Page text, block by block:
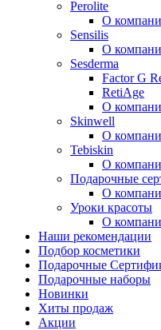
Perolite
О
Sensilis
О
Sesderma
Factor G
RetiAge
О
Skinwell
О
Tebiskin
О
Подарочные
О
Уроки красоты
О
Наши рекомендации
Подбор косметики
Подарочные
Подарочные наборы
Новинки
Хиты продаж
Акции